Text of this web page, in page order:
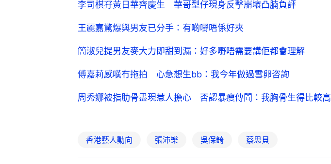
李司棋孖黃日華齊慶生 華哥型仔現身反擊崩壞凸腩負評
王麗嘉驚爆與男友已分手：有啲嘢唔係好夾
簡淑兒提男友麥大力即甜到漏：好多嘢唔需要講佢都會理解
傅嘉莉感嘆冇拖拍 心急想生bb：我今年做過雪卵咨詢
周秀娜被指肋骨盡現惹人擔心 否認暴瘦傳聞：我胸骨生得比較高
香港藝人動向 張沛樂 吳保錡 蔡思貝